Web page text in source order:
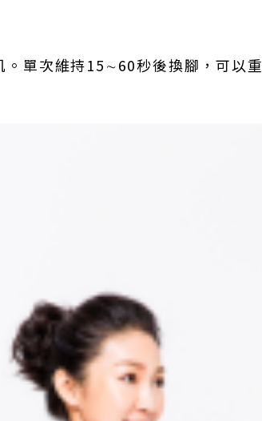
。單次維持15∼60秒後換腳，可以重